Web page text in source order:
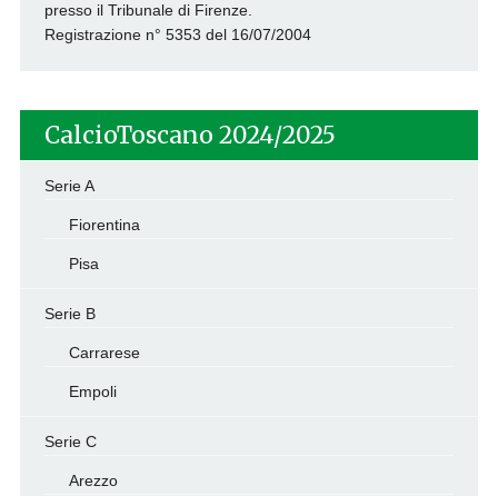
presso il Tribunale di Firenze.
Registrazione n° 5353 del 16/07/2004
CalcioToscano 2024/2025
Serie A
Fiorentina
Pisa
Serie B
Carrarese
Empoli
Serie C
Arezzo